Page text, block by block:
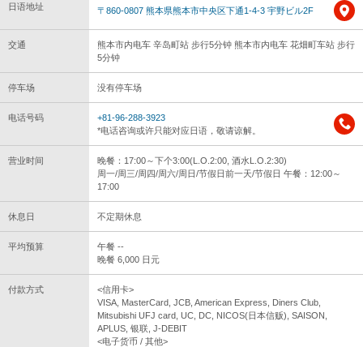
日语地址 〒860-0807 熊本県熊本市中央区下通1-4-3 宇野ビル2F
交通
熊本市内电车 辛岛町站 步行5分钟 熊本市内电车 花畑町车站 步行
5分钟
停车场 没有停车场
电话号码
+81-96-288-3923
*电话咨询或许只能对应日语，敬请谅解。
营业时间
晚餐：17:00～下个3:00(L.O.2:00, 酒水L.O.2:30)
周一/周三/周四/周六/周日/节假日前一天/节假日 午餐：12:00～
17:00
休息日 不定期休息
平均预算
午餐 --
晚餐 6,000 日元
付款方式
<信用卡>
VISA, MasterCard, JCB, American Express, Diners Club,
Mitsubishi UFJ card, UC, DC, NICOS(日本信贩), SAISON,
APLUS, 银联, J-DEBIT
<电子货币 / 其他>